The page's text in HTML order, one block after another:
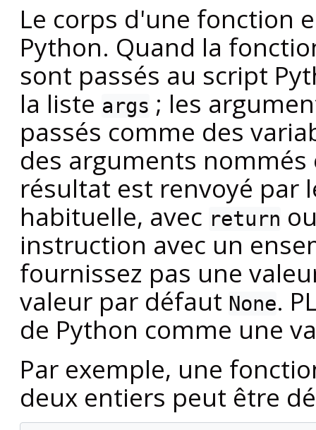
Le corps d'une fonction
Python. Quand la
sont passés au script
la liste args ; les
passés comme des
des arguments
résultat est renvoyé par
habituelle, avec return
instruction avec un
fournissez pas une
valeur par défaut None.
de Python comme une
Par exemple, une
deux entiers peut être